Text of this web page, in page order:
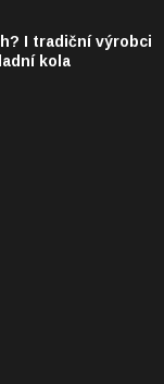
I tradiční výrobci
kola